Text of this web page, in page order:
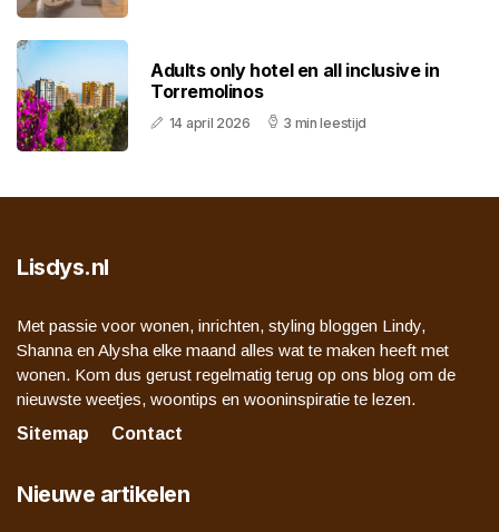
Adults only hotel en all inclusive in
Torremolinos
14 april 2026 3 min leestijd
Lisdys.nl
Met passie voor wonen, inrichten, styling bloggen Lindy,
Shanna en Alysha elke maand alles wat te maken heeft met
wonen. Kom dus gerust regelmatig terug op ons blog om de
nieuwste weetjes, woontips en wooninspiratie te lezen.
Sitemap
Contact
Nieuwe artikelen